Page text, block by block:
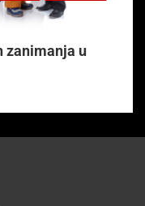
zanimanja u